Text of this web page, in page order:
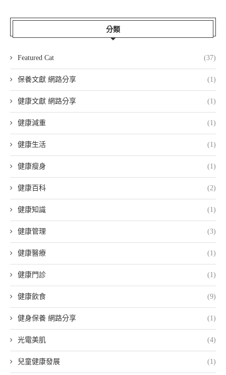
分類
Featured Cat (37)
保養文獻 網路分享 (1)
健康文獻 網路分享 (1)
健康減重 (1)
健康生活 (1)
健康瘦身 (1)
健康百科 (2)
健康知識 (1)
健康管理 (3)
健康醫療 (1)
健康門診 (1)
健康飲食 (9)
健身保養 網路分享 (1)
光電美肌 (4)
兒童健康發展 (1)